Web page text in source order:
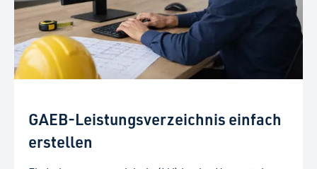
GAEB-Leistungsverzeichnis einfach
erstellen